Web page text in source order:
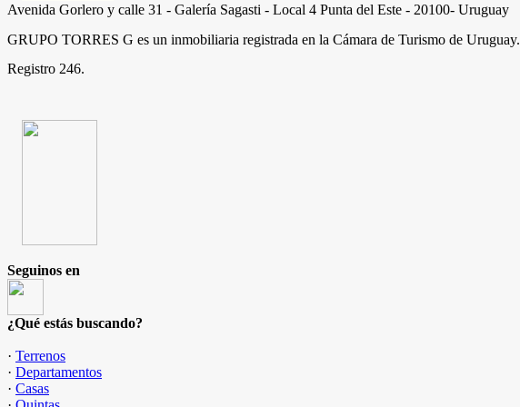
Avenida Gorlero y calle 31 - Galería Sagasti - Local 4 Punta del Este - 20100- Uruguay
GRUPO TORRES G es un inmobiliaria registrada en la Cámara de Turismo de Uruguay.
Registro 246.
Seguinos en
¿Qué estás buscando?
· Terrenos
· Departamentos
· Casas